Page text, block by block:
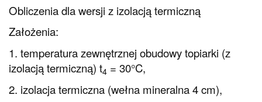
Obliczenia dla wersji z izolacją termiczną
Założenia:
1. temperatura zewnętrznej obudowy topiarki (z
izolacją termiczną) t4 = 30°C,
2. izolacja termiczna (wełna mineralna 4 cm),